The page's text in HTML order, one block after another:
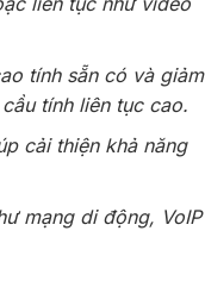
tính sẵn có và giảm
tính liên tục cao.
cải thiện khả năng
mạng di động, VoIP